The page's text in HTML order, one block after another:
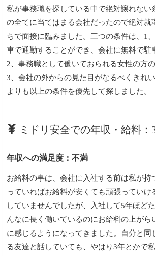
私が事務職を探している中で絶対譲れない
の全てに当てはまる会社だったので絶対就
ちで面接に臨みました。三つの条件は、1
車で通勤することができ、会社に無料で駐
2、事務職として働いておられる女性の方
3、会社の外からの見た目がなるべくきれ
よりも以上の条件を優先して探しました。
ミドリ安全での年収・給料：
年収への満足度：不満
お給料の事は、会社に入社する前は私が持
っていればお給料が安くても頑張っていけ
していませんでしたが、入社して5年ほど
んなに長く働いているのにお給料の上がら
に感じるようになってきました。自分と同
る友達と話していても、やはり3年とかで